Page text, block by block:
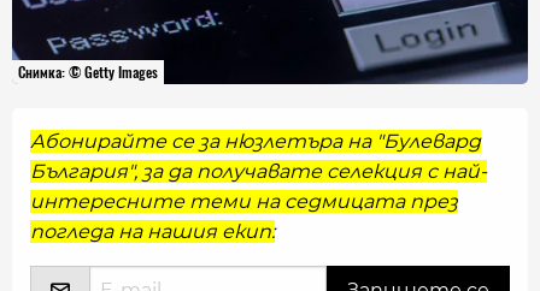
Снимка: © Getty Images
Абонирайте се за нюзлетъра на "Булевард
България", за да получавате селекция с най-
интересните теми на седмицата през
погледа на нашия екип: